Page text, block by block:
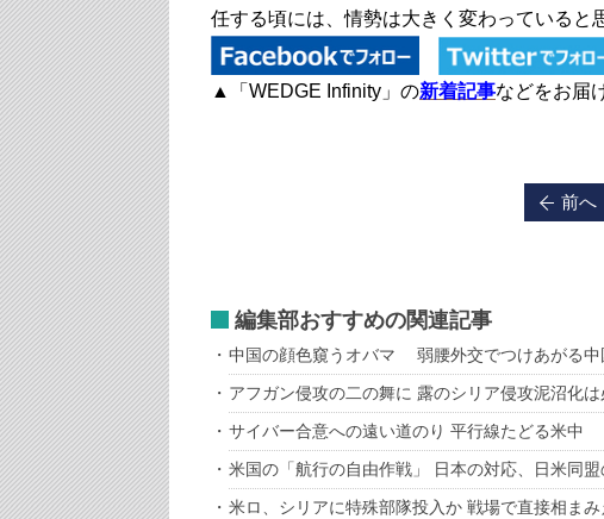
任する頃には、情勢は大きく変わっていると
▲「WEDGE Infinity」の新着記事などをお届
前へ
編集部おすすめの関連記事
中国の顔色窺うオバマ 弱腰外交でつけあがる中
アフガン侵攻の二の舞に 露のシリア侵攻泥沼化は
サイバー合意への遠い道のり 平行線たどる米中
米国の「航行の自由作戦」 日本の対応、日米同
米ロ、シリアに特殊部隊投入か 戦場で直接相まみ